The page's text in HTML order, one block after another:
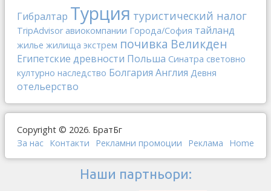
Гибралтар Турция туристический налог
TripAdvisor авиокомпании Города/София тайланд
жилье жилища экстрем почивка Великден
Египетские древности Польша Синатра световно
културно наследство Болгария Англия Девня
отельерство
Copyright © 2026. БратБг
За нас Контакти Рекламни промоции Реклама Home
Наши партньори: